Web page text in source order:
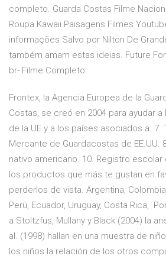
completo. Guarda Costas Filme
Roupa Kawaii Paisagens Filmes
informações Salvo por Nilton De
também amam estas ideias. Future
br- Filme Completo.
Frontex, la Agencia Europea de la
Costas, se creó en 2004 para ayudar
de la UE y a los países asociados a 7.
Mercante de Guardacostas de EE.UU.
nativo americano. 10. Registro
los productos que más te gustan en
perderlos de vista. Argentina,
Perú, Ecuador, Uruguay, Costa Rica,
a Stoltzfus, Mullany y Black (2004) la
al. (1998) hallan en una muestra de
los niños la relación de los otros